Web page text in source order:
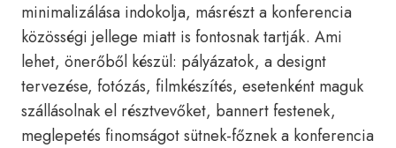
minimalizálása indokolja, másrészt a konferencia
közösségi jellege miatt is fontosnak tartják. Ami
lehet, önerőből készül: pályázatok, a designt
tervezése, fotózás, filmkészítés, esetenként maguk
szállásolnak el résztvevőket, bannert festenek,
meglepetés finomságot sütnek-főznek a konferencia